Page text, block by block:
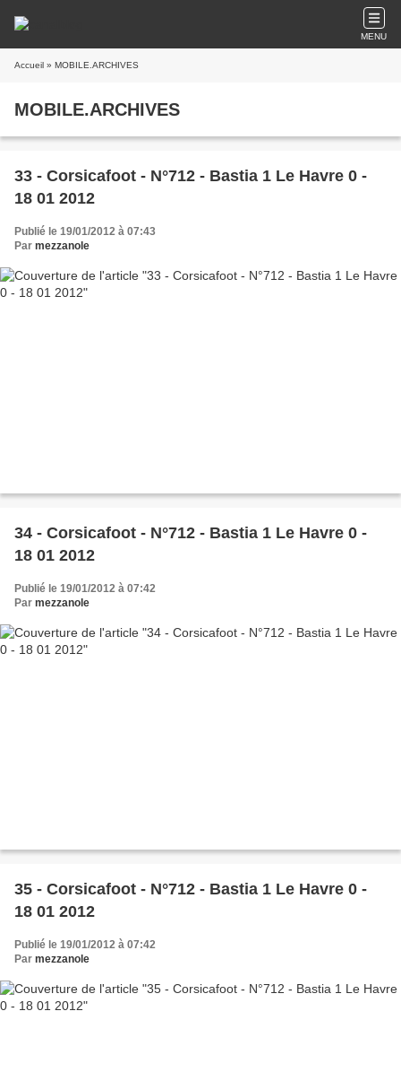
MENU
Accueil » MOBILE.ARCHIVES
MOBILE.ARCHIVES
33 - Corsicafoot - N°712 - Bastia 1 Le Havre 0 -
18 01 2012
Publié le 19/01/2012 à 07:43
Par mezzanole
34 - Corsicafoot - N°712 - Bastia 1 Le Havre 0 -
18 01 2012
Publié le 19/01/2012 à 07:42
Par mezzanole
35 - Corsicafoot - N°712 - Bastia 1 Le Havre 0 -
18 01 2012
Publié le 19/01/2012 à 07:42
Par mezzanole